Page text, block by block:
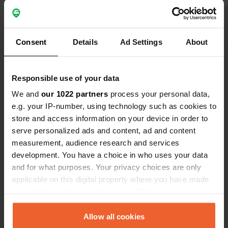
Consent Details Ad Settings About
Responsible use of your data
We and our 1022 partners process your personal data,
e.g. your IP-number, using technology such as cookies to
store and access information on your device in order to
serve personalized ads and content, ad and content
measurement, audience research and services
development. You have a choice in who uses your data
and for what purposes. Your privacy choices are only
applicable on this digital property where you have made
any time from the Cookie Declaration or by clicking on
the Privacy trigger icon.Allow all cookies
Contact
Locatie
D6
Catus, Frankrijk
Coördinaten
44° 33' 21" N 1° 20' 22" E